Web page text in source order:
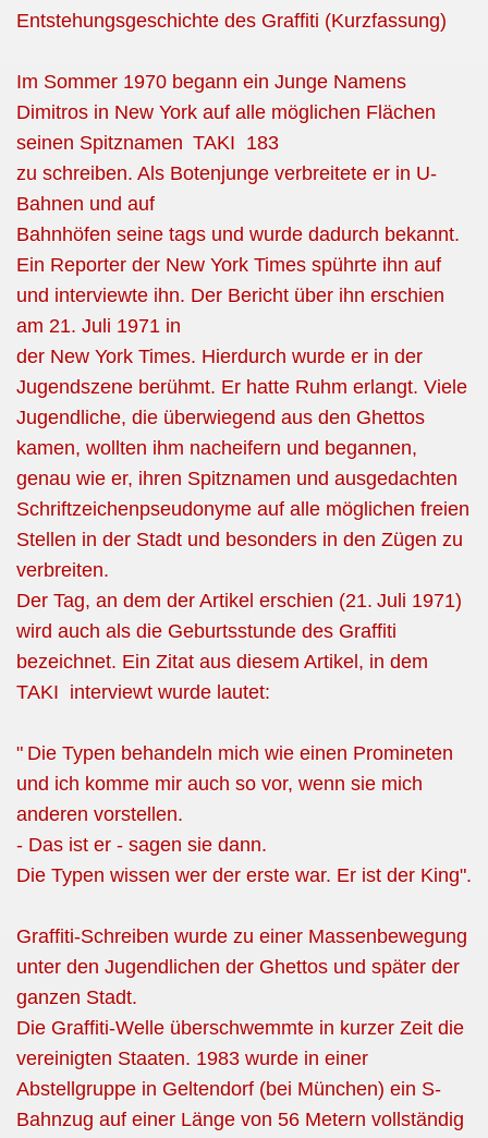
Entstehungsgeschichte des Graffiti (Kurzfassung)
Im Sommer 1970 begann ein Junge Namens
Dimitros in New York auf alle möglichen Flächen
seinen Spitznamen TAKI 183
zu schreiben. Als Botenjunge verbreitete er in U-
Bahnen und auf
Bahnhöfen seine tags und wurde dadurch bekannt.
Ein Reporter der New York Times spührte ihn auf
und interviewte ihn. Der Bericht über ihn erschien
am 21. Juli 1971 in
der New York Times. Hierdurch wurde er in der
Jugendszene berühmt. Er hatte Ruhm erlangt. Viele
Jugendliche, die überwiegend aus den Ghettos
kamen, wollten ihm nacheifern und begannen,
genau wie er, ihren Spitznamen und ausgedachten
Schriftzeichenpseudonyme auf alle möglichen freien
Stellen in der Stadt und besonders in den Zügen zu
verbreiten.
Der Tag, an dem der Artikel erschien (21. Juli 1971)
wird auch als die Geburtsstunde des Graffiti
bezeichnet. Ein Zitat aus diesem Artikel, in dem
TAKI interviewt wurde lautet:
" Die Typen behandeln mich wie einen Promineten
und ich komme mir auch so vor, wenn sie mich
anderen vorstellen.
- Das ist er - sagen sie dann.
Die Typen wissen wer der erste war. Er ist der King".
Graffiti-Schreiben wurde zu einer Massenbewegung
unter den Jugendlichen der Ghettos und später der
ganzen Stadt.
Die Graffiti-Welle überschwemmte in kurzer Zeit die
vereinigten Staaten. 1983 wurde in einer
Abstellgruppe in Geltendorf (bei München) ein S-
Bahnzug auf einer Länge von 56 Metern vollständig